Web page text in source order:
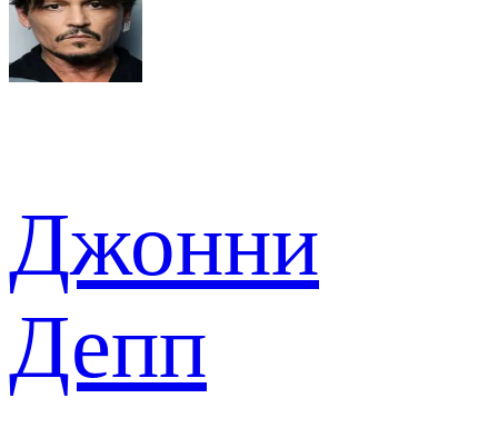
Джонни
Депп